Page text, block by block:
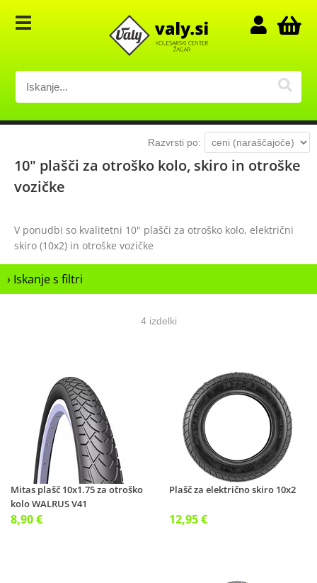
Razvrsti po:
10" plašči za otroško kolo, skiro in otroške
vozičke
V ponudbi so kvalitetni 10" plašči za otroško kolo, električni
skiro (10x2) in otroške vozičke
› Iskanje s filtri
4 izdelki
Mitas plašč 10x1.75 za otroško
kolo WALRUS V41
8,90 €
Plašč za električno skiro 10x2
12,95 €